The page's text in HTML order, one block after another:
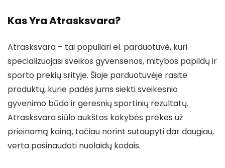
Kas Yra Atrasksvara?
Atrasksvara – tai populiari el. parduotuvė, kuri
specializuojasi sveikos gyvensenos, mitybos papildų ir
sporto prekių srityje. Šioje parduotuvėje rasite
produktų, kurie padės jums siekti sveikesnio
gyvenimo būdo ir geresnių sportinių rezultatų.
Atrasksvara siūlo aukštos kokybės prekes už
prieinamą kainą, tačiau norint sutaupyti dar daugiau,
verta pasinaudoti nuolaidų kodais.